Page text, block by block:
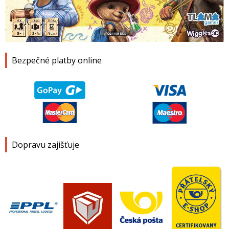
Bezpečné platby online
Dopravu zajišťuje